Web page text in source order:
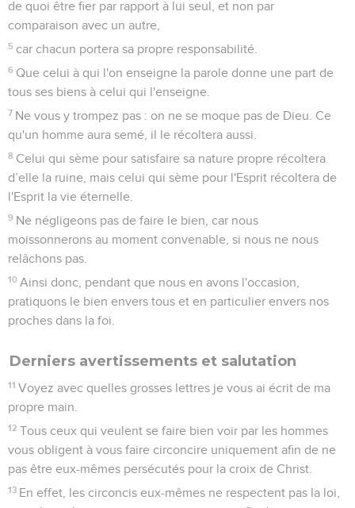
de quoi être fier par rapport à lui seul, et non par
comparaison avec un autre,
5 car chacun portera sa propre responsabilité.
6 Que celui à qui l'on enseigne la parole donne une part de
tous ses biens à celui qui l'enseigne.
7 Ne vous y trompez pas : on ne se moque pas de Dieu. Ce
qu'un homme aura semé, il le récoltera aussi.
8 Celui qui sème pour satisfaire sa nature propre récoltera
d’elle la ruine, mais celui qui sème pour l'Esprit récoltera de
l'Esprit la vie éternelle.
9 Ne négligeons pas de faire le bien, car nous
moissonnerons au moment convenable, si nous ne nous
relâchons pas.
10 Ainsi donc, pendant que nous en avons l'occasion,
pratiquons le bien envers tous et en particulier envers nos
proches dans la foi.
Derniers avertissements et salutation
11 Voyez avec quelles grosses lettres je vous ai écrit de ma
propre main.
12 Tous ceux qui veulent se faire bien voir par les hommes
vous obligent à vous faire circoncire uniquement afin de ne
pas être eux-mêmes persécutés pour la croix de Christ.
13 En effet, les circoncis eux-mêmes ne respectent pas la loi,